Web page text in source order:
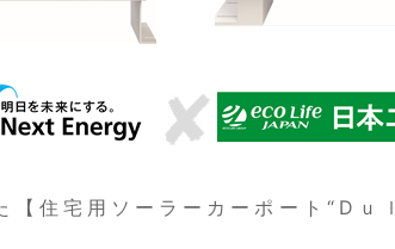
【住宅用ソーラーカーポート“Ⅾｕ